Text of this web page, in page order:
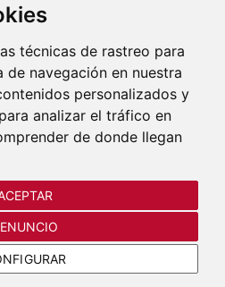
técnicas de rastreo para
de navegación en nuestra
personalizados y
analizar el tráfico en
de donde llegan